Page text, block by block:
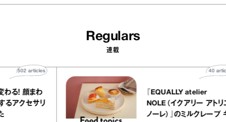
Regulars
連載
と変わる！ 顔まわ
にするアクセサリ
した
502articles
『EQUALLY atelier
NOLE（イクアリー
ノーレ）』のミルク